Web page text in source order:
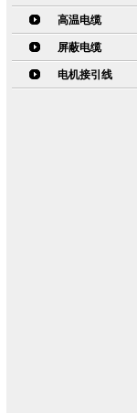
高温电缆
屏蔽电缆
电机接引线